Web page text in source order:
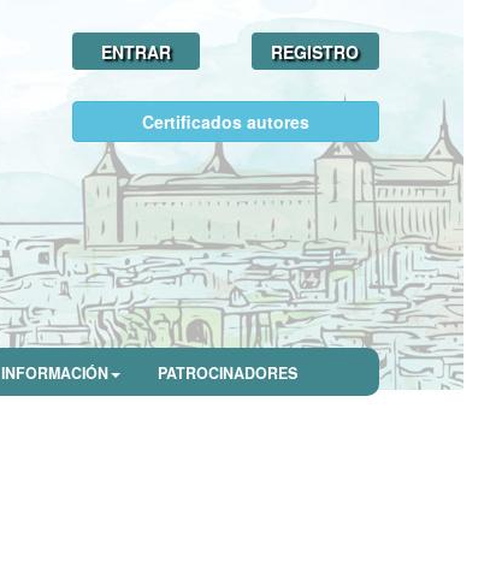
ENTRAR REGISTRO
Certificados autores
INFORMACIÓN PATROCINADORES